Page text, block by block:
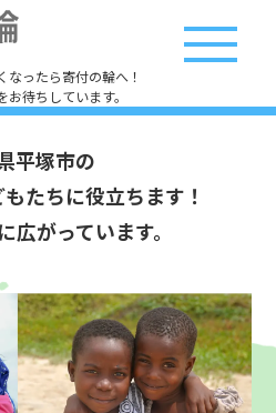
なったら寄付の輪へ！
待ちしています。
平塚市の
たちに役立ちます！
広がっています。